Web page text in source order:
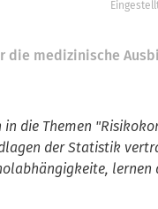
die medizinische
in die Themen
der Statistik
lernen